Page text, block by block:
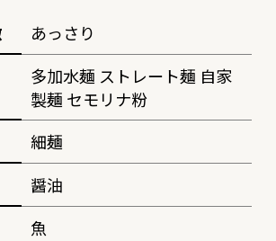
あっさり
多加水麺 ストレート麺 自家
製麺 セモリナ粉
細麺
醤油
魚